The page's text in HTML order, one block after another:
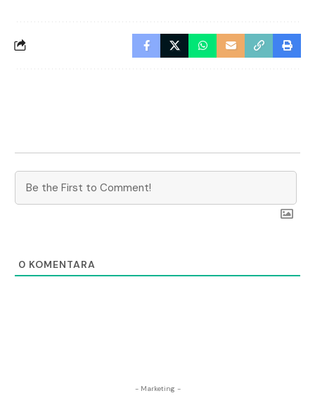
0 KOMENTARA
- Marketing -